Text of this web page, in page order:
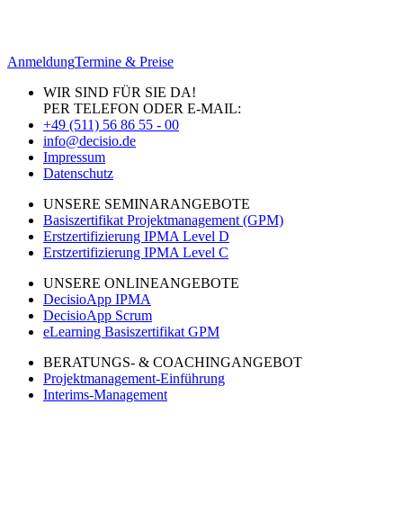
AnmeldungTermine & Preise
WIR SIND FÜR SIE DA!
PER TELEFON ODER E-MAIL:
+49 (511) 56 86 55 - 00
info@decisio.de
Impressum
Datenschutz
UNSERE SEMINARANGEBOTE
Basiszertifikat Projektmanagement (GPM)
Erstzertifizierung IPMA Level D
Erstzertifizierung IPMA Level C
UNSERE ONLINEANGEBOTE
DecisioApp IPMA
DecisioApp Scrum
eLearning Basiszertifikat GPM
BERATUNGS- & COACHINGANGEBOT
Projektmanagement-Einführung
Interims-Management